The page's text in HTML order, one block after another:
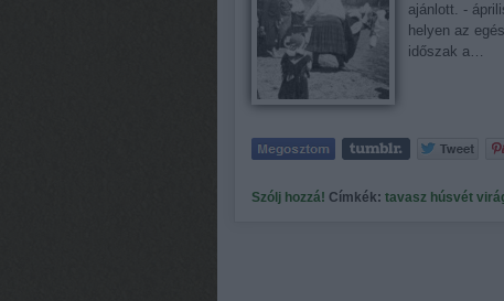
ajánlott. -
helyen az
időszak a…
Szólj hozzá! Címkék: tavasz húsvét